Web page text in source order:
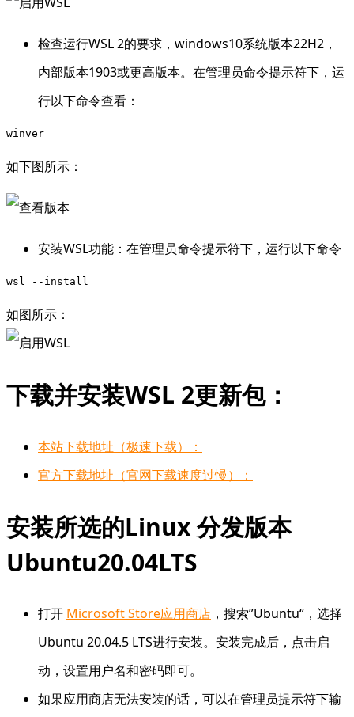
检查运行WSL 2的要求，windows10系统版本22H2，
内部版本1903或更高版本。在管理员命令提示符下，运
行以下命令查看：
如下图所示：
安装WSL功能：在管理员命令提示符下，运行以下命令
如图所示：
下载并安装WSL 2更新包：
本站下载地址（极速下载）：
官方下载地址（官网下载速度过慢）：
安装所选的Linux 分发版本
Ubuntu20.04LTS
打开 Microsoft Store应用商店 ，搜索”Ubuntu“，选择
Ubuntu 20.04.5 LTS进行安装。安装完成后，点击启
动，设置用户名和密码即可。
如果应用商店无法安装的话，可以在管理员提示符下输